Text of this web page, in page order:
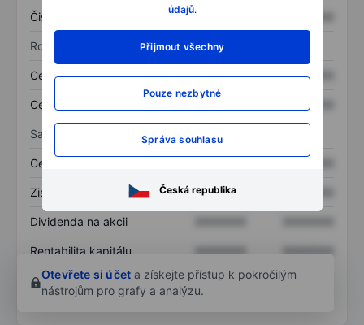
údajů.
Přijmout všechny
Pouze nezbytné
Správa souhlasu
Česká republika
Čistý příjem XXXXXXX
Rozvaha
Celková aktiva XXXXXXX XXXXXXX
Celkový dluh XXXXXXX
Sazby
Cena/tržby
Zisk na akcii XXXXXXX
Dividenda na akcii
Rentabilita kapitálu XXXXXXX
XXXXXXX
Otevřete si účet a získejte přístup k pokročilým
nástrojům pro grafy a analýzu.